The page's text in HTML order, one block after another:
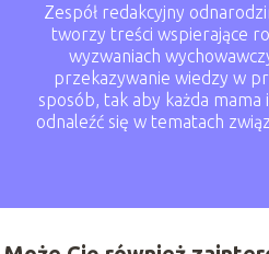
Zespół redakcyjny
tworzy treści wspierające
wyzwaniach
przekazywanie wiedzy w
sposób, tak aby każda mama
odnaleźć się w tematach